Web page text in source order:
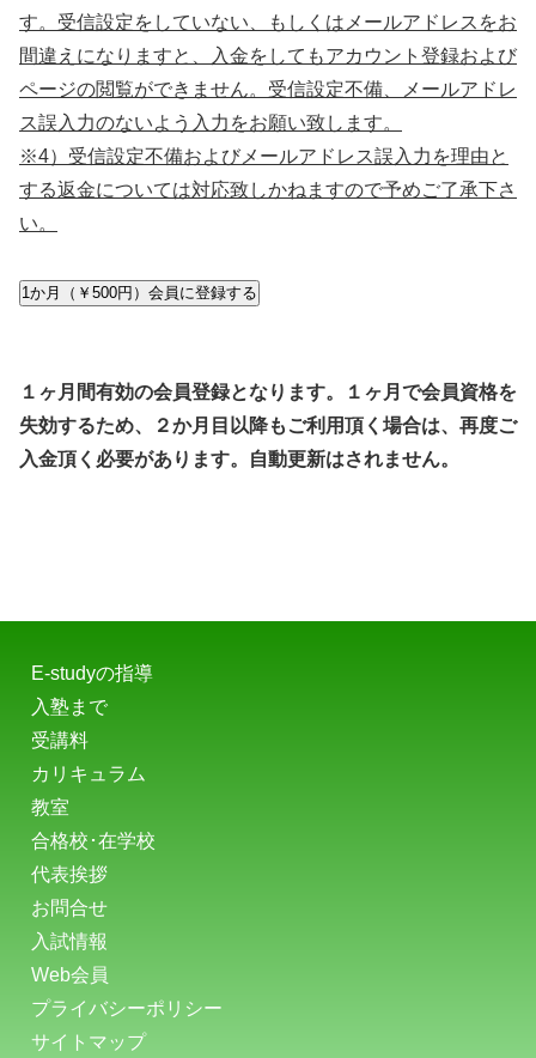
す。受信設定をしていない、もしくはメールアドレスをお
間違えになりますと、入金をしてもアカウント登録および
ページの閲覧ができません。受信設定不備、メールアドレ
ス誤入力のないよう入力をお願い致します。
※4）受信設定不備およびメールアドレス誤入力を理由と
する返金については対応致しかねますので予めご了承下さ
い。
1か月（￥500円）会員に登録する
１ヶ月間有効の会員登録となります。１ヶ月で会員資格を
失効するため、２か月目以降もご利用頂く場合は、再度ご
入金頂く必要があります。自動更新はされません。
E-studyの指導
入塾まで
受講料
カリキュラム
教室
合格校･在学校
代表挨拶
お問合せ
入試情報
Web会員
プライバシーポリシー
サイトマップ